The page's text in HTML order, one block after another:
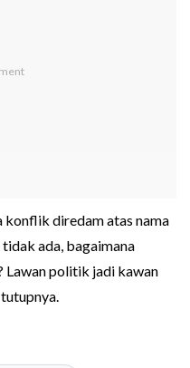
konflik diredam atas nama
tidak ada, bagaimana
Lawan politik jadi kawan
tutupnya.